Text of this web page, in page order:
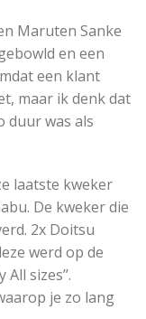
Maruten Sanke
en een
een klant
maar ik denk dat
duur was als
laatste kweker
De kweker die
2x Doitsu
werd op de
sizes’’.
je zo lang